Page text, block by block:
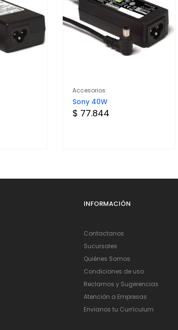
Accesorios
Sony 40W
$ 77.844
INFORMACIÓN
Contactanos
Sucursales
Quiénes Somos
Condiciones de uso
Reclamos y Sugerencias
Atención a Empresas
Envianos tu Currículum